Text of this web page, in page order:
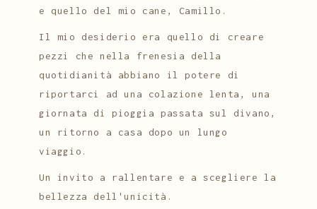
e quello del mio cane, Camillo.
Il mio desiderio era quello di creare
pezzi che nella frenesia della
quotidianità abbiano il potere di
riportarci ad una colazione lenta, una
giornata di pioggia passata sul divano,
un ritorno a casa dopo un lungo
viaggio.
Un invito a rallentare e a scegliere la
bellezza dell'unicità.